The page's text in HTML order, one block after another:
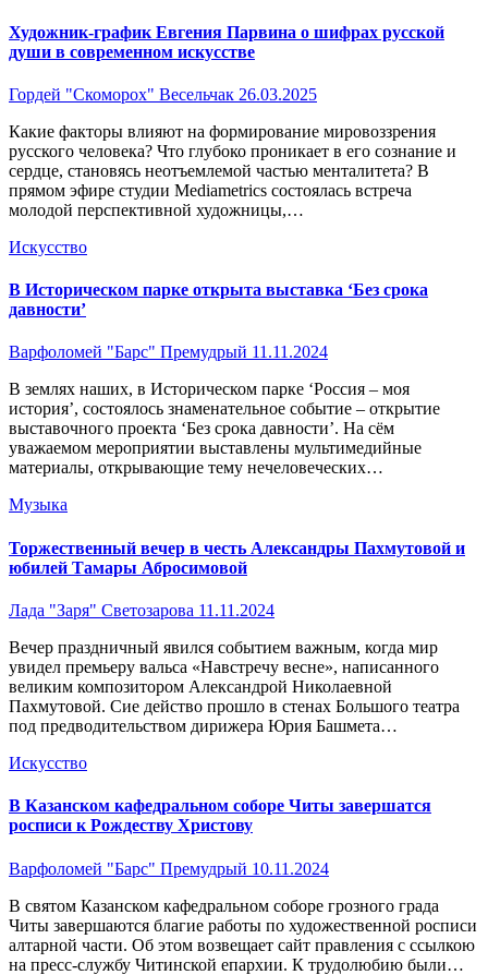
Художник-график Евгения Парвина о шифрах русской
души в современном искусстве
Гордей "Скоморох" Весельчак 26.03.2025
Какие факторы влияют на формирование мировоззрения
русского человека? Что глубоко проникает в его сознание и
сердце, становясь неотъемлемой частью менталитета? В
прямом эфире студии Mediametrics состоялась встреча
молодой перспективной художницы,…
Искусство
В Историческом парке открыта выставка ‘Без срока
давности’
Варфоломей "Барс" Премудрый 11.11.2024
В землях наших, в Историческом парке ‘Россия – моя
история’, состоялось знаменательное событие – открытие
выставочного проекта ‘Без срока давности’. На сём
уважаемом мероприятии выставлены мультимедийные
материалы, открывающие тему нечеловеческих…
Музыка
Торжественный вечер в честь Александры Пахмутовой и
юбилей Тамары Абросимовой
Лада "Заря" Светозарова 11.11.2024
Вечер праздничный явился событием важным, когда мир
увидел премьеру вальса «Навстречу весне», написанного
великим композитором Александрой Николаевной
Пахмутовой. Сие действо прошло в стенах Большого театра
под предводительством дирижера Юрия Башмета…
Искусство
В Казанском кафедральном соборе Читы завершатся
росписи к Рождеству Христову
Варфоломей "Барс" Премудрый 10.11.2024
В святом Казанском кафедральном соборе грозного града
Читы завершаются благие работы по художественной росписи
алтарной части. Об этом возвещает сайт правления с ссылкою
на пресс-службу Читинской епархии. К трудолюбию были…